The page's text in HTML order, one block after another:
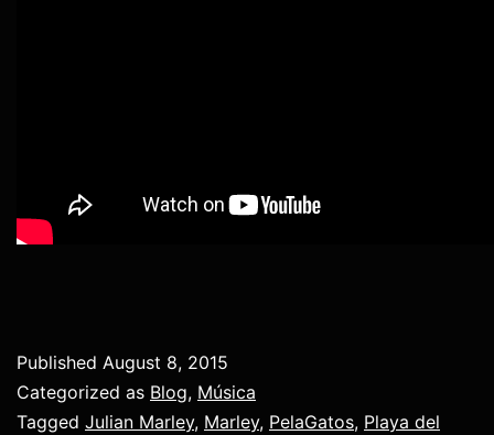
Published August 8, 2015
Categorized as Blog, Música
Tagged Julian Marley, Marley, PelaGatos, Playa del